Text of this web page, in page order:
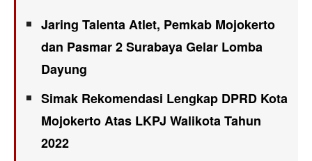
Jaring Talenta Atlet, Pemkab Mojokerto
dan Pasmar 2 Surabaya Gelar Lomba
Dayung
Simak Rekomendasi Lengkap DPRD Kota
Mojokerto Atas LKPJ Walikota Tahun
2022